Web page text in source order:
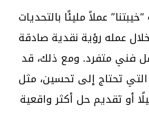
عملاً مليئًا بالتحديات
عمله رؤية نقدية صادقة
فني متفرد. ومع ذلك، قد
تحتاج إلى تحسين، مثل
أو تقديم حل أكثر واقعية